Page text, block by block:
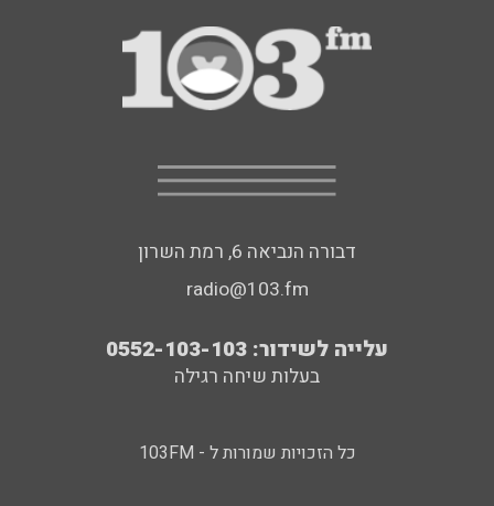
דבורה הנביאה 6, רמת השרון
radio@103.fm
עלייה לשידור: 0552-103-103
בעלות שיחה רגילה
כל הזכויות שמורות ל - 103FM